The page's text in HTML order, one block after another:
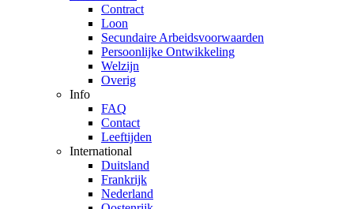
Contract
Loon
Secundaire Arbeidsvoorwaarden
Persoonlijke Ontwikkeling
Welzijn
Overig
Info
FAQ
Contact
Leeftijden
International
Duitsland
Frankrijk
Nederland